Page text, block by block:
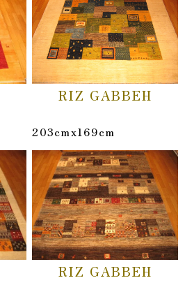
RIZ GABBEH
203cmx169cm
RIZ GABBEH